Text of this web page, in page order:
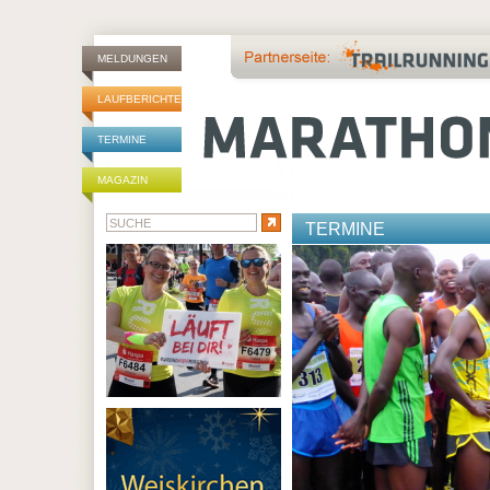
MELDUNGEN
LAUFBERICHTE
TERMINE
MAGAZIN
TERMINE